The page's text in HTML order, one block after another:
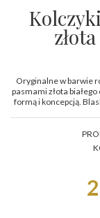
Oryginalne w barwie
pasmami złota
formą i koncepcją.